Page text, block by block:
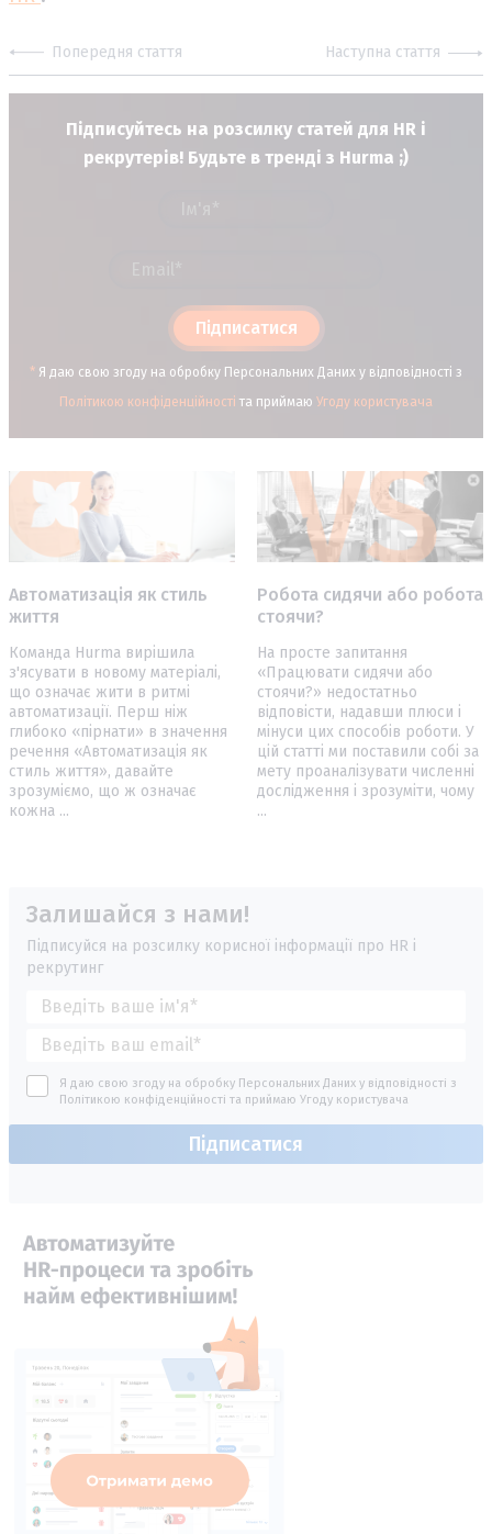
Попередня стаття Наступна стаття
Підписуйтесь на розсилку статей для HR і
рекрутерів! Будьте в тренді з Hurma ;)
Підписатися
* Я даю свою згоду на обробку Персональних Даних у відповідності з
Політикою конфіденційності та приймаю Угоду користувача
Автоматизація як стиль
життя
Команда Hurma вирішила
з'ясувати в новому матеріалі,
що означає жити в ритмі
автоматизації. Перш ніж
глибоко «пірнати» в значення
речення «Автоматизація як
стиль життя», давайте
зрозуміємо, що ж означає
кожна ...
Робота сидячи або робота
стоячи?
На просте запитання
«Працювати сидячи або
стоячи?» недостатньо
відповісти, надавши плюси і
мінуси цих способів роботи. У
цій статті ми поставили собі за
мету проаналізувати численні
дослідження і зрозуміти, чому
...
Залишайся з нами!
Підписуйся на розсилку корисної інформації про HR і
рекрутинг
Я даю свою згоду на обробку Персональних Даних у відповідності з
Політикою конфіденційності та приймаю Угоду користувача